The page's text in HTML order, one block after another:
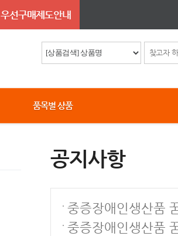
우선구매제도안내
품목별 상품
공지사항
중증장애인생산품
중증장애인생산품